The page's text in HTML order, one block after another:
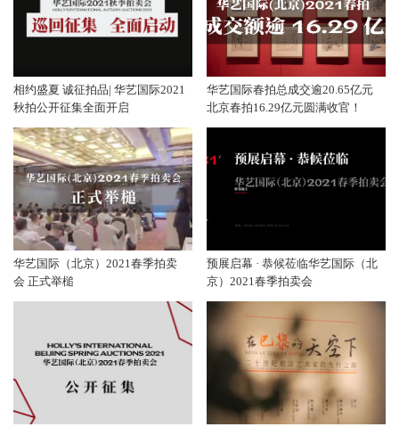
相约盛夏 诚征拍品| 华艺国际2021
秋拍公开征集全面开启
华艺国际春拍总成交逾20.65亿元
北京春拍16.29亿元圆满收官！
华艺国际（北京）2021春季拍卖
会 正式举槌
预展启幕 · 恭候莅临华艺国际（北
京）2021春季拍卖会